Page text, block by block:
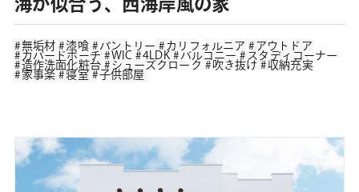
無垢材 漆喰 パントリー カリフォルニア
アウトドア
カバードポーチ
WIC 4LDK バルコニー
スタディコーナー
造作洗面化粧台
シューズクローク 吹き抜け
収納充実
家事楽
寝室 子供部屋